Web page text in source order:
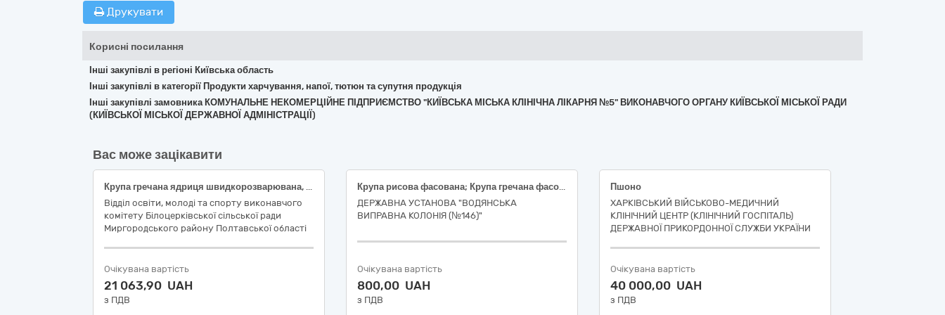
Друкувати
Корисні посилання
Інші закупівлі в регіоні Київська область
Інші закупівлі в категорії Продукти харчування, напої, тютюн та супутня продукція
Інші закупівлі замовника КОМУНАЛЬНЕ НЕКОМЕРЦІЙНЕ ПІДПРИЄМСТВО "КИЇВСЬКА МІСЬКА КЛІНІЧНА ЛІКАРНЯ №5" ВИКОНАВЧОГО ОРГАНУ КИЇВСЬКОЇ МІСЬКОЇ РАДИ
(КИЇВСЬКОЇ МІСЬКОЇ ДЕРЖАВНОЇ АДМІНІСТРАЦІЇ)
Вас може зацікавити
Крупа гречана ядриця швидкорозварювана, ґатунок перший, фасування 0,8-1 кг
Відділ освіти, молоді та спорту виконавчого
комітету Білоцерківської сільської ради
Миргородського району Полтавської області
Очікувана вартість
21 063,90 UAH
з ПДВ
Крупа рисова фасована; Крупа гречана фасована
ДЕРЖАВНА УСТАНОВА "ВОДЯНСЬКА
ВИПРАВНА КОЛОНІЯ (№146)"
Очікувана вартість
800,00 UAH
з ПДВ
Пшоно
ХАРКІВСЬКИЙ ВІЙСЬКОВО-МЕДИЧНИЙ
КЛІНІЧНИЙ ЦЕНТР (КЛІНІЧНИЙ ГОСПІТАЛЬ)
ДЕРЖАВНОЇ ПРИКОРДОННОЇ СЛУЖБИ УКРАЇНИ
Очікувана вартість
40 000,00 UAH
з ПДВ